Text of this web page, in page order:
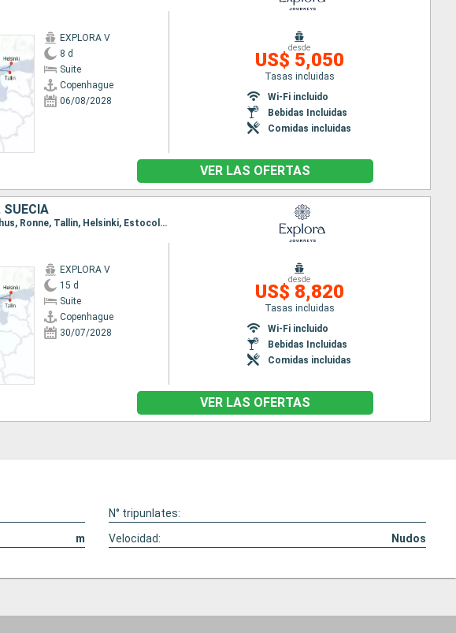
EXPLORA V
8 d
Suite
Copenhague
06/08/2028
desde
US$ 5,050
Tasas incluidas
Wi-Fi incluido
Bebidas Incluidas
Comidas incluidas
VER LAS OFERTAS
SUECIA
Itinerario : Copenhague, Skagen, Oslo, Mandal, Hamburgo, Copenhague, Arhus, Ronne, Tallin, Helsinki, Estocolmo
EXPLORA V
15 d
Suite
Copenhague
30/07/2028
desde
US$ 8,820
Tasas incluidas
Wi-Fi incluido
Bebidas Incluidas
Comidas incluidas
VER LAS OFERTAS
N° tripunlates:
m Velocidad: Nudos